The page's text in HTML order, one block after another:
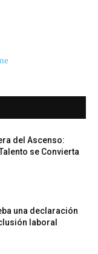
del Ascenso:
se Convierta
una declaración
laboral